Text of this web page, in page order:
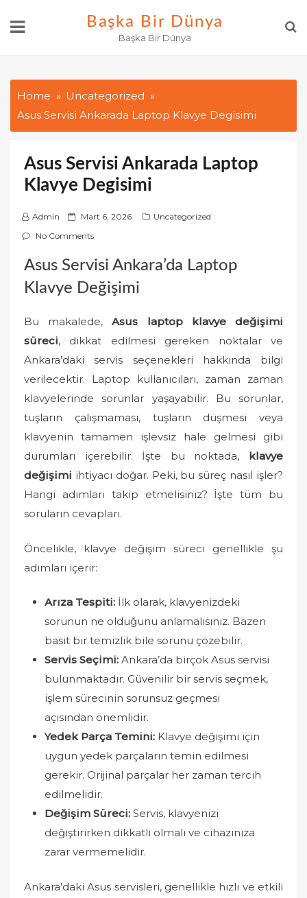
Başka Bir Dünya
Başka Bir Dünya
Home
Uncategorized
Asus Servisi Ankarada Laptop Klavye Degisimi
Asus Servisi Ankarada Laptop
Klavye Degisimi
Admin
P
o
t
e
Mart 6, 2026
Uncategorized
No Comments
Asus Servisi Ankara’da Laptop
Klavye Değişimi
Bu makalede,Asus laptop klavye değişimi
süreci, dikkat edilmesi gereken noktalar ve
Ankara’daki servis seçenekleri hakkında bilgi
verilecektir. Laptop kullanıcıları, zaman zaman
klavyelerinde sorunlar yaşayabilir. Bu sorunlar,
tuşların çalışmaması, tuşların düşmesi veya
klavyenin tamamen işlevsiz hale gelmesi gibi
durumları içerebilir. İşte bu noktada, klavye
değişimi ihtiyacı doğar. Peki, bu süreç nasıl işler?
Hangi adımları takip etmelisiniz? İşte tüm bu
soruların cevapları.
Öncelikle, klavye değişim süreci genellikle şu
adımları içerir:
Arıza Tespiti: İlk olarak, klavyenizdeki
sorunun ne olduğunu anlamalısınız. Bazen
basit bir temizlik bile sorunu çözebilir.
Servis Seçimi: Ankara’da birçok Asus servisi
bulunmaktadır. Güvenilir bir servis seçmek,
işlem sürecinin sorunsuz geçmesi
açısından önemlidir.
Yedek Parça Temini: Klavye değişimi için
uygun yedek parçaların temin edilmesi
gerekir. Orijinal parçalar her zaman tercih
edilmelidir.
Değişim Süreci: Servis, klavyenizi
değiştirirken dikkatli olmalı ve cihazınıza
zarar vermemelidir.
Ankara’daki Asus servisleri, genellikle hızlı ve etkili